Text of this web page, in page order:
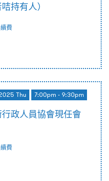
持有人）
費
Thu 7:00pm - 9:30pm
政人員協會現任會
費